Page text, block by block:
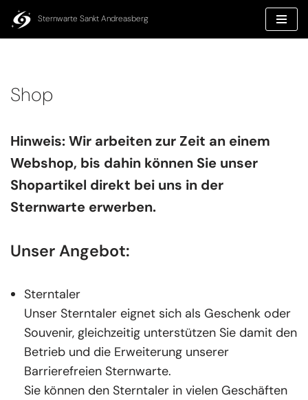
springen
Zum
Sternwarte Sankt Andreasberg
Shop
Hinweis: Wir arbeiten zur Zeit an einem
Webshop, bis dahin können Sie unser
Shopartikel direkt bei uns in der
Sternwarte erwerben.
Unser Angebot:
Sterntaler
Unser Sterntaler eignet sich als Geschenk oder
Souvenir, gleichzeitig unterstützen Sie damit den
Betrieb und die Erweiterung unserer
Barrierefreien Sternwarte.
Sie können den Sterntaler in vielen Geschäften